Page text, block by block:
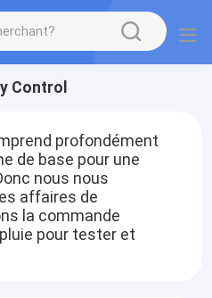
Control
profondément
de base pour une
nous nous
affaires de
la commande
pour tester et